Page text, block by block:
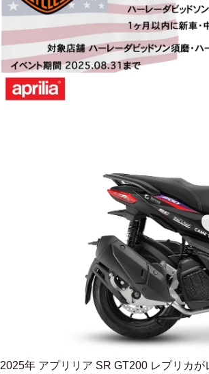
2025年 アプリリア SR GT200 レプリカ